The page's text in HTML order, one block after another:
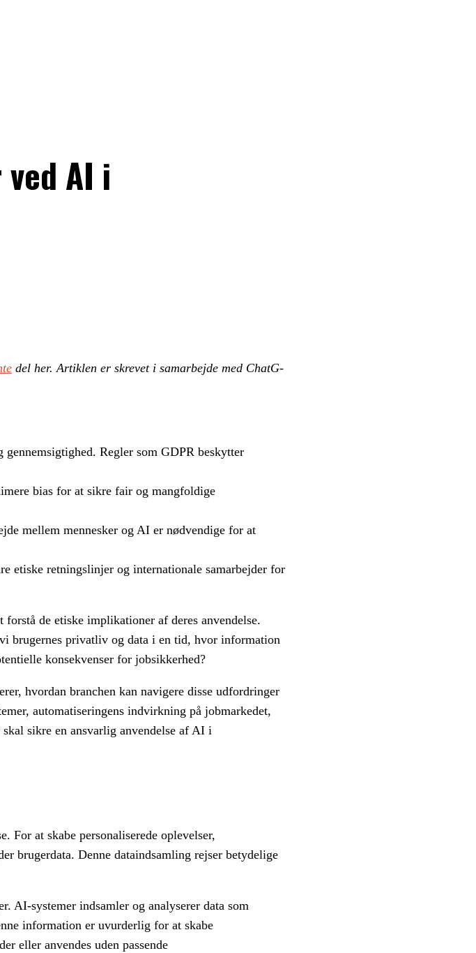
AI i
del her. Ar­tik­len er skre­vet i sam­ar­bej­de med Chat­G­
Regler som GDPR beskytter
bias for at sikre fair og mangfoldige
mellem mennesker og AI er nødvendige for at
etiske retningslinjer og internationale samarbejder for
de etiske implikationer af deres anvendelse.
brugernes privatliv og data i en tid, hvor information
konsekvenser for jobsikkerhed?
hvordan branchen kan navigere disse udfordringer
automatiseringens indvirkning på jobmarkedet,
sikre en ansvarlig anvendelse af AI i
For at skabe personaliserede oplevelser,
brugerdata. Denne dataindsamling rejser betydelige
AI-systemer indsamler og analyserer data som
information er uvurderlig for at skabe
eller anvendes uden passende